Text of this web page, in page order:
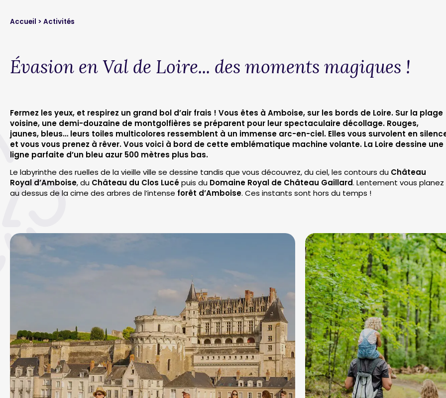
Accueil > Activités
Évasion en Val de Loire... des moments magiques !
Fermez les yeux, et respirez un grand bol d’air frais ! Vous êtes à Amboise, sur les bords de Loire. Sur la plage
voisine, une demi-douzaine de montgolfières se préparent pour leur spectaculaire décollage. Rouges,
jaunes, bleus… leurs toiles multicolores ressemblent à un immense arc-en-ciel. Elles vous survolent en
et vous vous prenez à rêver. Vous voici à bord de cette emblématique machine volante. La Loire dessine une
ligne parfaite d’un bleu azur 500 mètres plus bas.
Le labyrinthe des ruelles de la vieille ville se dessine tandis que vous découvrez, du ciel, les contours du Château
Royal d’Amboise, du Château du Clos Lucépuis du Domaine Royal de Château Gaillard. Lentement vous planez
au dessus de la cime des arbres de l’intense forêt d’Amboise. Ces instants sont hors du temps !